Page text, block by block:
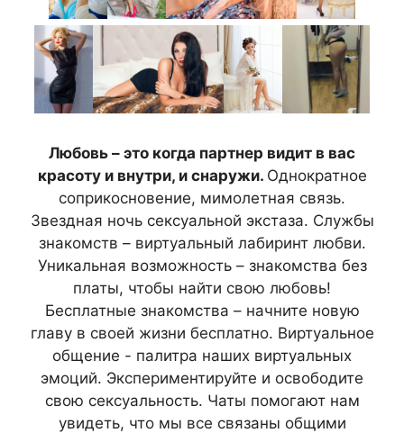
Любовь – это когда партнер видит в вас
красоту и внутри, и снаружи. Однократное
соприкосновение, мимолетная связь.
Звездная ночь сексуальной экстаза. Службы
знакомств – виртуальный лабиринт любви.
Уникальная возможность – знакомства без
платы, чтобы найти свою любовь!
Бесплатные знакомства – начните новую
главу в своей жизни бесплатно. Виртуальное
общение - палитра наших виртуальных
эмоций. Экспериментируйте и освободите
свою сексуальность. Чаты помогают нам
увидеть, что мы все связаны общими